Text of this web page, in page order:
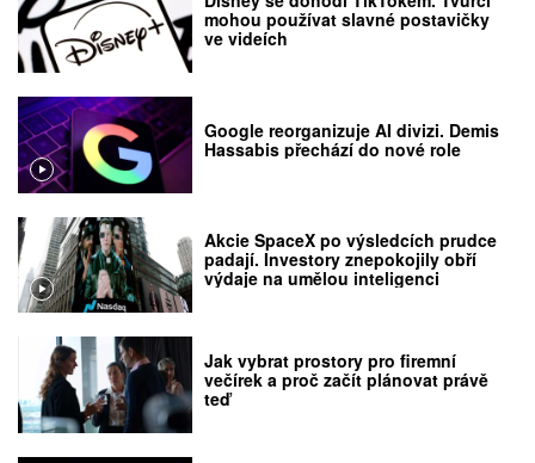
mohou používat slavné postavičky
ve videích
Google reorganizuje AI divizi. Demis
Hassabis přechází do nové role
Akcie SpaceX po výsledcích prudce
padají. Investory znepokojily obří
výdaje na umělou inteligenci
Jak vybrat prostory pro firemní
večírek a proč začít plánovat právě
teď